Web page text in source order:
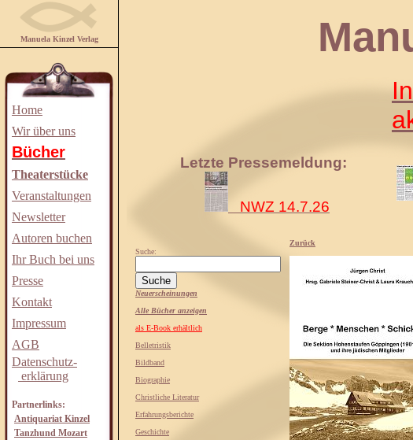
Manuela Kinzel Verlag
Home
Wir über uns
Bücher
Theaterstücke
Veranstaltungen
Newsletter
Autoren buchen
Ihr Buch bei uns
Presse
Kontakt
Impressum
AGB
Datenschutz-
erklärung
Partnerlinks:
Antiquariat Kinzel
Tanzhund Mozart
Manuela
Letzte Pressemeldung:
NWZ 14.7.26
Suche:
Neuerscheinungen
Alle Bücher anzeigen
als E-Book erhältlich
Belletristik
Bildband
Biographie
Christliche Literatur
Erfahrungsberichte
Geschichte
Zurück